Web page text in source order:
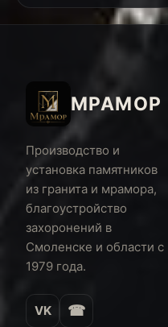
МРАМОР
Производство и
установка памятников
из гранита и мрамора,
благоустройство
захоронений в
Смоленске и области с
1979 года.
VK ☎